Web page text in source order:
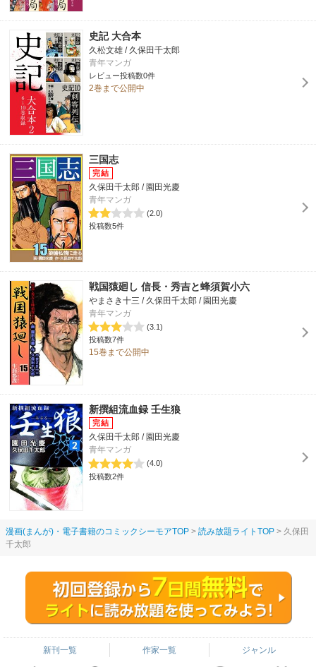
史記 大合本
久松文雄 / 久保田千太郎
青年マンガ
レビュー投稿数0件
2巻まで公開中
三国志
久保田千太郎 / 園田光慶
青年マンガ
(2.0)
投稿数5件
戦国猿廻し 信長・秀吉と蜂須賀小六
やまさき十三 / 久保田千太郎 / 園田光慶
青年マンガ
(3.1)
投稿数7件
15巻まで公開中
新撰組流血録 壬生狼
久保田千太郎 / 園田光慶
青年マンガ
(4.0)
投稿数2件
漫画(まんが)・電子書籍のコミックシーモアTOP 読み放題ライトTOP
久保田
千太郎
新刊一覧 作家一覧 ジャンル